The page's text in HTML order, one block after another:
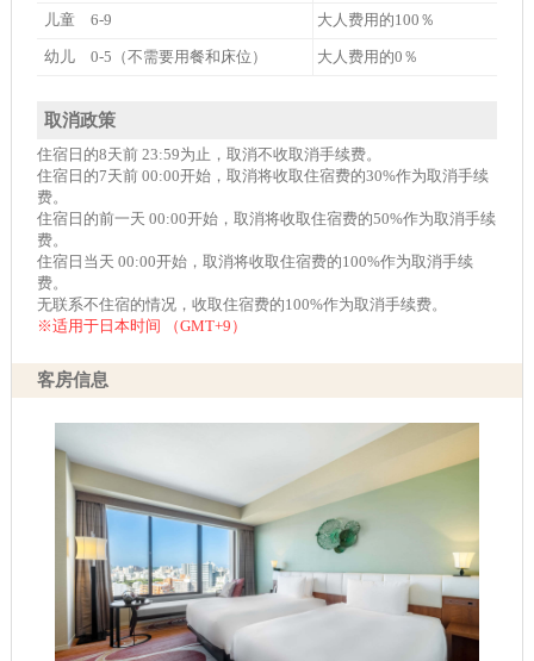
儿童 6-9 大人费用的100％
幼儿 0-5（不需要用餐和床位） 大人费用的0％
取消政策
住宿日的8天前 23:59为止，取消不收取消手续费。
住宿日的7天前 00:00开始，取消将收取住宿费的30%作为取消手续
费。
住宿日的前一天 00:00开始，取消将收取住宿费的50%作为取消手续
费。
住宿日当天 00:00开始，取消将收取住宿费的100%作为取消手续
费。
无联系不住宿的情况，收取住宿费的100%作为取消手续费。
※适用于日本时间 （GMT+9）
客房信息